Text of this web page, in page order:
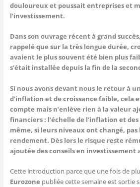
douloureux et poussait entreprises et
l’investissement.
Dans son ouvrage récent à grand
rappelé que sur la très longue durée,
avaient le plus souvent été bien plus
s’était installée depuis la fin de la
Si nous avons devant nous le retour à
d’inflation et de croissance faible, cela
compte mais n’enlève rien à la valeur
financiers : l’échelle de l’inflation et
même, si leurs niveaux ont changé, pas
rendement. Dès lors le risque reste
ajoutée des conseils en investissement
Cette introduction parce que une fois de
Eurozone publiée cette semaine est sortie